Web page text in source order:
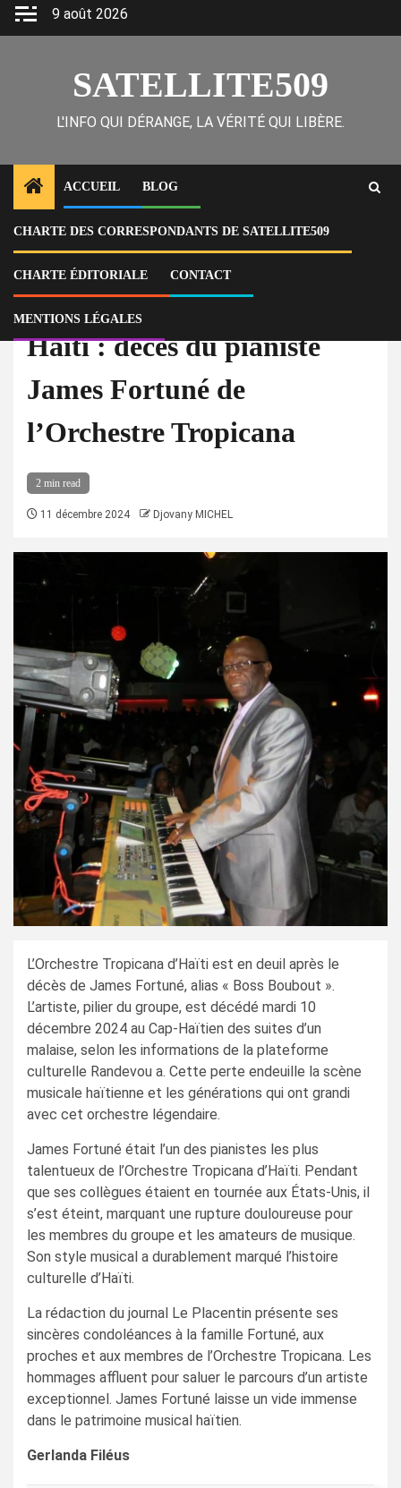
Skip
9 août 2026
SATELLITE509
L'INFO QUI DÉRANGE, LA VÉRITÉ QUI LIBÈRE.
ACCUEIL BLOG
CHARTE DES CORRESPONDANTS DE SATELLITE509
CHARTE ÉDITORIALE CONTACT
MENTIONS LÉGALES
Home
Actu
Haïti : décès du pianiste James Fortuné de l’Orchestre Tropicana
Haïti : décès du pianiste
James Fortuné de
l’Orchestre Tropicana
2 min read
11 décembre 2024 Djovany MICHEL
L’Orchestre Tropicana d’Haïti est en deuil après le
décès de James Fortuné, alias « Boss Boubout ».
L’artiste, pilier du groupe, est décédé mardi 10
décembre 2024 au Cap-Haïtien des suites d’un
malaise, selon les informations de la plateforme
culturelle Randevou a. Cette perte endeuille la scène
musicale haïtienne et les générations qui ont grandi
avec cet orchestre légendaire.
James Fortuné était l’un des pianistes les plus
talentueux de l’Orchestre Tropicana d’Haïti. Pendant
que ses collègues étaient en tournée aux États-Unis, il
s’est éteint, marquant une rupture douloureuse pour
les membres du groupe et les amateurs de musique.
Son style musical a durablement marqué l’histoire
culturelle d’Haïti.
La rédaction du journal Le Placentin présente ses
sincères condoléances à la famille Fortuné, aux
proches et aux membres de l’Orchestre Tropicana. Les
hommages affluent pour saluer le parcours d’un artiste
exceptionnel. James Fortuné laisse un vide immense
dans le patrimoine musical haïtien.
Gerlanda Filéus